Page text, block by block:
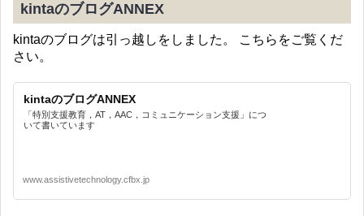
kintaのブログANNEX
kintaのブログは引っ越しをしました。 こちらをご覧くだ
さい。
kintaのブログANNEX
「特別支援教育，AT，AAC，コミュニケーション支援」につ
いて書いています
www.assistivetechnology.cfbx.jp